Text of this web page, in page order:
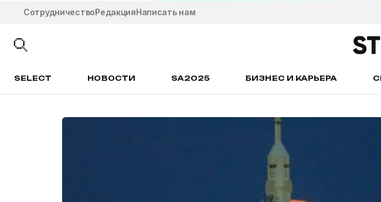
СотрудничествоРедакцияНаписать нам
SELECT НОВОСТИ SA2025 БИЗНЕС И КАРЬЕРА